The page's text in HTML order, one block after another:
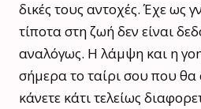
δικές τους αντοχές. Έχε ως
τίποτα στη ζωή δεν είναι
αναλόγως. Η λάμψη και η
σήμερα το ταίρι σου που θα
κάνετε κάτι τελείως